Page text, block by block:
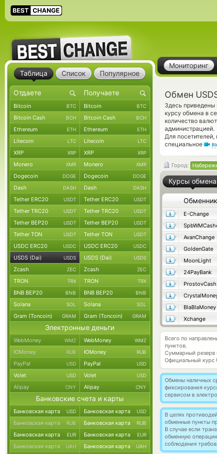
Мониторинг
Обмен
Здесь приведены
курсу обмена в
количество
администрацией.
Для
специальное
Город:
Курсы обмена
Обменник
E-Change
AvanChange
GoldenGate
MoonLight
24PayBank
ProstovCash
BlaBlaMoney
Xchange
Всего по
пунктов.
Суммарный резерв
Официальный курс
Обмены наличных
фиксирования
сервисом в
В целях
обменные пункты
В случае если
обменную
соблюдения
Таблица Список Популярное
Bitcoin BTC Bitcoin BTC
Bitcoin Cash BCH Bitcoin Cash BCH
Ethereum ETH Ethereum ETH
Litecoin LTC Litecoin LTC
XRP XRP XRP XRP
Monero XMR Monero XMR
Dogecoin DOGE Dogecoin DOGE
Dash DASH Dash DASH
Tether ERC20 USDT Tether ERC20 USDT
Tether TRC20 USDT Tether TRC20 USDT
Tether BEP20 USDT Tether BEP20 USDT
Tether TON USDT Tether TON USDT
USDC ERC20 USDC USDC ERC20 USDC
USDS (Dai) USDS USDS (Dai) USDS
Zcash ZEC Zcash ZEC
TRON TRX TRON TRX
BNB BEP20 BNB BNB BEP20 BNB
Solana SOL Solana SOL
Gram (Toncoin) GRAM Gram (Toncoin) GRAM
Электронные деньги
WebMoney WMZ WebMoney WMZ
ЮMoney RUB ЮMoney RUB
PayPal USD PayPal USD
Volet USD Volet USD
Alipay CNY Alipay CNY
Банковские счета и карты
Банковская карта USD Банковская карта USD
Банковская карта RUB Банковская карта RUB
Банковская карта EUR Банковская карта EUR
Банковская карта UAH Банковская карта UAH